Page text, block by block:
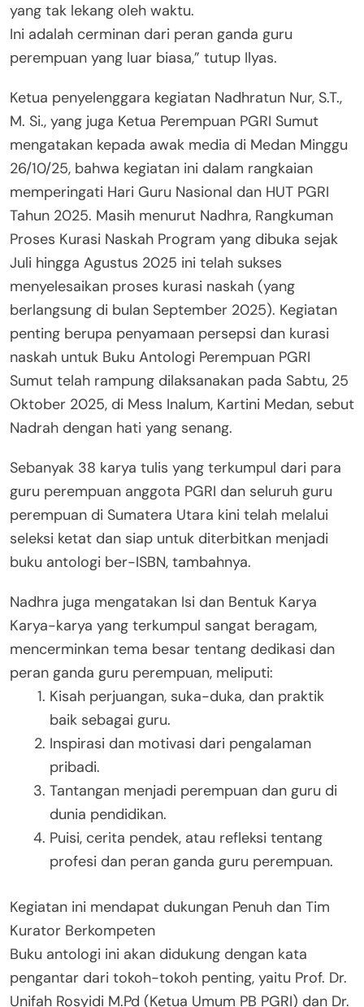
yang tak lekang oleh waktu.
Ini adalah cerminan dari peran ganda guru
perempuan yang luar biasa,” tutup Ilyas.
Ketua penyelenggara kegiatan Nadhratun Nur, S.T.,
M. Si., yang juga Ketua Perempuan PGRI Sumut
mengatakan kepada awak media di Medan Minggu
26/10/25, bahwa kegiatan ini dalam rangkaian
memperingati Hari Guru Nasional dan HUT PGRI
Tahun 2025. Masih menurut Nadhra, Rangkuman
Proses Kurasi Naskah Program yang dibuka sejak
Juli hingga Agustus 2025 ini telah sukses
menyelesaikan proses kurasi naskah (yang
berlangsung di bulan September 2025). Kegiatan
penting berupa penyamaan persepsi dan kurasi
naskah untuk Buku Antologi Perempuan PGRI
Sumut telah rampung dilaksanakan pada Sabtu, 25
Oktober 2025, di Mess Inalum, Kartini Medan, sebut
Nadrah dengan hati yang senang.
Sebanyak 38 karya tulis yang terkumpul dari para
guru perempuan anggota PGRI dan seluruh guru
perempuan di Sumatera Utara kini telah melalui
seleksi ketat dan siap untuk diterbitkan menjadi
buku antologi ber-ISBN, tambahnya.
Nadhra juga mengatakan Isi dan Bentuk Karya
Karya-karya yang terkumpul sangat beragam,
mencerminkan tema besar tentang dedikasi dan
peran ganda guru perempuan, meliputi:
Kisah perjuangan, suka-duka, dan praktik
baik sebagai guru.
Inspirasi dan motivasi dari pengalaman
pribadi.
Tantangan menjadi perempuan dan guru di
dunia pendidikan.
Puisi, cerita pendek, atau refleksi tentang
profesi dan peran ganda guru perempuan.
Kegiatan ini mendapat dukungan Penuh dan Tim
Kurator Berkompeten
Buku antologi ini akan didukung dengan kata
pengantar dari tokoh-tokoh penting, yaitu Prof. Dr.
Unifah Rosyidi M.Pd (Ketua Umum PB PGRI) dan Dr.